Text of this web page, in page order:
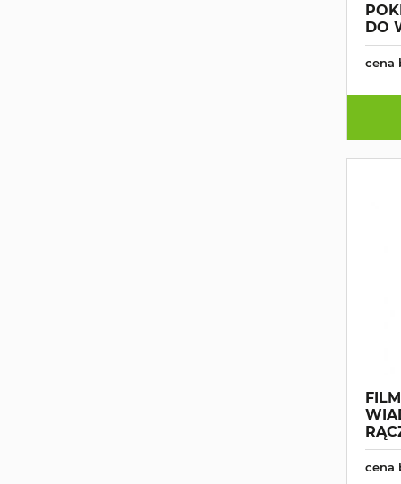
DO
cena
cena